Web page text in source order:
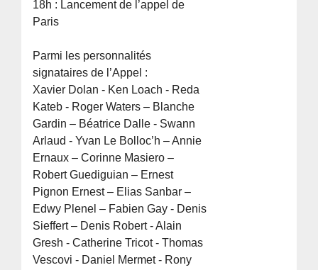
18h : Lancement de l’appel de
Paris
Parmi les personnalités
signataires de l’Appel :
Xavier Dolan - Ken Loach - Reda
Kateb - Roger Waters – Blanche
Gardin – Béatrice Dalle - Swann
Arlaud - Yvan Le Bolloc’h – Annie
Ernaux – Corinne Masiero –
Robert Guediguian – Ernest
Pignon Ernest – Elias Sanbar –
Edwy Plenel – Fabien Gay - Denis
Sieffert – Denis Robert - Alain
Gresh - Catherine Tricot - Thomas
Vescovi - Daniel Mermet - Rony